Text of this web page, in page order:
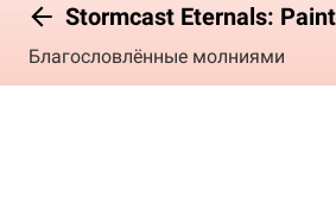
Stormcast Eternals:
Благословлённые молниями